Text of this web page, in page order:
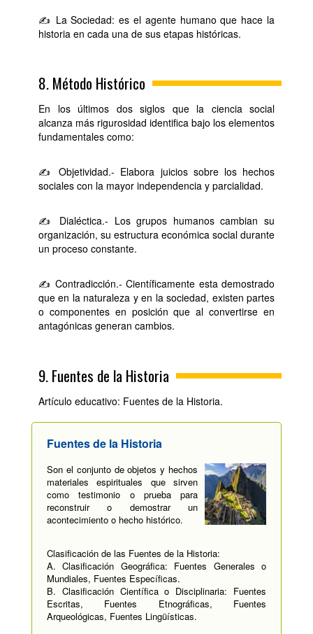
✍ La Sociedad: es el agente humano que hace la
historia en cada una de sus etapas históricas.
8. Método Histórico
En los últimos dos siglos que la ciencia social
alcanza más rigurosidad identifica bajo los elementos
fundamentales como:
✍ Objetividad.- Elabora juicios sobre los hechos
sociales con la mayor independencia y parcialidad.
✍ Dialéctica.- Los grupos humanos cambian su
organización, su estructura económica social durante
un proceso constante.
✍ Contradicción.- Científicamente esta demostrado
que en la naturaleza y en la sociedad, existen partes
o componentes en posición que al convertirse en
antagónicas generan cambios.
9. Fuentes de la Historia
Artículo educativo: Fuentes de la Historia.
Fuentes de la Historia
Son el conjunto de objetos y hechos
materiales espirituales que sirven
como testimonio o prueba para
reconstruir o demostrar un
acontecimiento o hecho histórico.
Clasificación de las Fuentes de la Historia:
A. Clasificación Geográfica: Fuentes Generales o
Mundiales, Fuentes Específicas.
B. Clasificación Científica o Disciplinaria: Fuentes
Escritas, Fuentes Etnográficas, Fuentes
Arqueológicas, Fuentes Lingüísticas.